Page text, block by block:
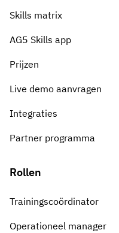
Skills matrix
AG5 Skills app
Prijzen
Live demo aanvragen
Integraties
Partner programma
Rollen
Trainingscoördinator
Operationeel manager